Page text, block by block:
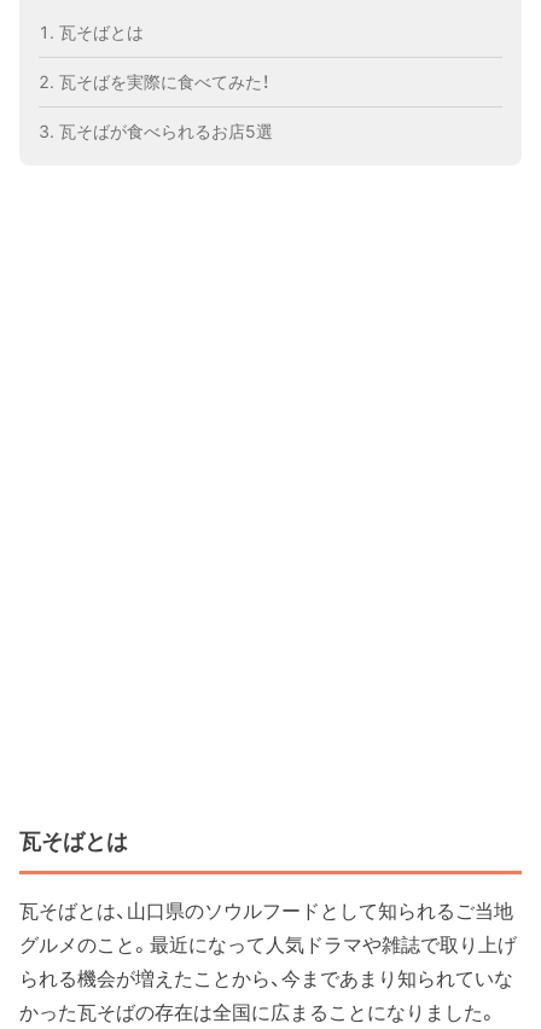
瓦そばとは
瓦そばを実際に食べてみた！
瓦そばが食べられるお店5選
瓦そばとは
瓦そばとは、山口県のソウルフードとして知られるご当地
グルメのこと。最近になって人気ドラマや雑誌で取り上げ
られる機会が増えたことから、今まであまり知られていな
かった瓦そばの存在は全国に広まることになりました。